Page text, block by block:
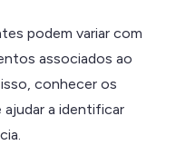
podem variar com
associados ao
conhecer os
ajudar a identificar